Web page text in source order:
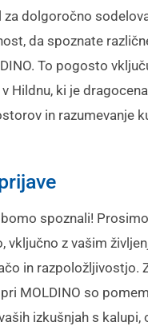
dolgoročno
da spoznate
To pogosto
Hildnu, ki je
in razumevanje
spoznali!
vključno z vašim
in razpoložljivostjo.
MOLDINO so
izkušnjah s kalupi,